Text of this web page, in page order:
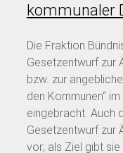
kommunaler
Die Fraktion
Gesetzentwurf zur
bzw. zur
den Kommunen“
eingebracht. Auch
Gesetzentwurf zur
vor; als Ziel gibt